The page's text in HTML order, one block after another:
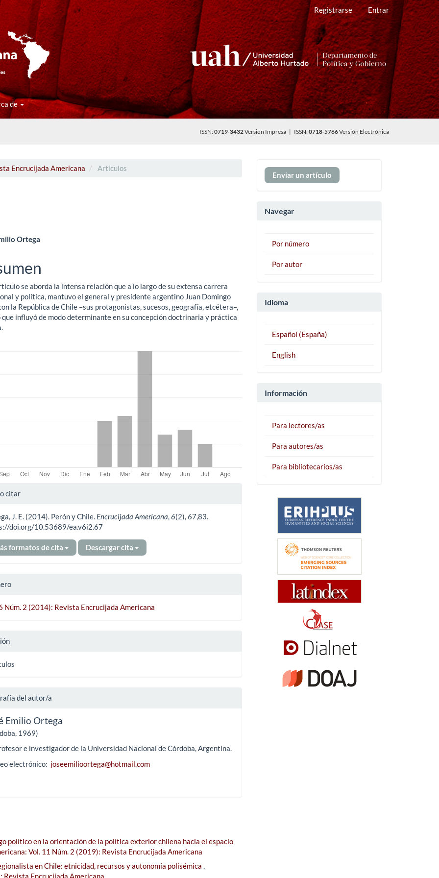
Registrarse Entrar
de
ISSN:0719-3432Versión Impresa | ISSN:0718-5766Versión Electrónica
Encrucijada Americana Artículos
Ortega
se aborda la intensa relación que a lo largo de su extensa carrera
y política, mantuvo el general y presidente argentino Juan Domingo
la República de Chile –sus protagonistas, sucesos, geografía, etcétera–,
influyó de modo determinante en su concepción doctrinaria y práctica
citar
J. E. (2014). Perón y Chile. Encrucijada Americana 6(2), 67,83.
doi.org/10.53689/ea.v6i2.67
formatos de cita Descargar cita
Núm. 2 (2014): Revista Encrucijada Americana
del autor/a
Emilio Ortega
1969)
e investigador de la Universidad Nacional de Córdoba, Argentina.
electrónico: joseemilioortega@hotmail.com
político en la orientación de la política exterior chilena hacia el espacio
Vol. 11 Núm. 2 (2019): Revista Encrucijada Americana
en Chile: etnicidad, recursos y autonomía polisémica ,
Revista Encrucijada Americana
Enviar
un
Enviar un artículo
Navegar
Por número
Por autor
Idioma
Español (España)
English
Información
Para lectores/as
Para autores/as
Para bibliotecarios/as